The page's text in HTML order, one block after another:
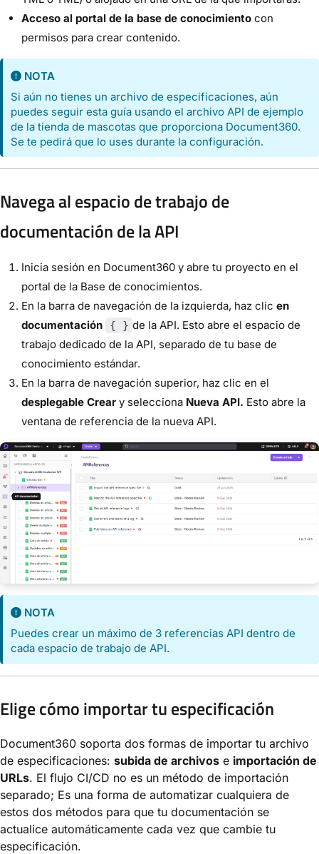
Acceso al portal de la base de conocimiento con
permisos para crear contenido.
NOTA
Si aún no tienes un archivo de especificaciones, aún
puedes seguir esta guía usando el archivo API de ejemplo
de la tienda de mascotas que proporciona Document360.
Se te pedirá que lo uses durante la configuración.
Navega al espacio de trabajo de
documentación de la API
Inicia sesión en Document360 y abre tu proyecto en el
portal de la Base de conocimientos.
En la barra de navegación de la izquierda, haz clic en
documentación
{ } de la API. Esto abre el espacio de
trabajo dedicado de la API, separado de tu base de
conocimiento estándar.
En la barra de navegación superior, haz clic en el
desplegable Crear y selecciona Nueva API. Esto abre la
ventana de referencia de la nueva API.
NOTA
Puedes crear un máximo de 3 referencias API dentro de
cada espacio de trabajo de API.
Elige cómo importar tu especificación
Document360 soporta dos formas de importar tu archivo
de especificaciones: subida de archivos e importación de
URLs. El flujo CI/CD no es un método de importación
separado; Es una forma de automatizar cualquiera de
estos dos métodos para que tu documentación se
actualice automáticamente cada vez que cambie tu
especificación.